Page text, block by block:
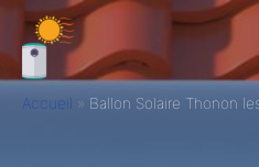
Accueil Ballon Solaire Thonon